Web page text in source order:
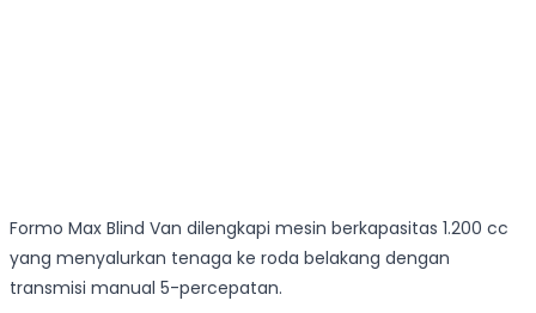
Formo Max Blind Van dilengkapi mesin berkapasitas 1.200 cc
yang menyalurkan tenaga ke roda belakang dengan
transmisi manual 5-percepatan.